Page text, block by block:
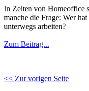
In Zeiten von Homeoffice
manche die Frage: Wer
unterwegs arbeiten?
Zum Beitrag...
<< Zur vorigen Seite